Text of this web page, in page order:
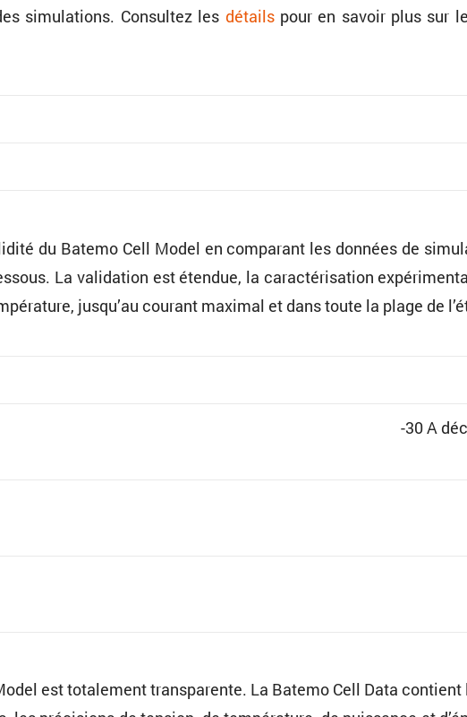
simula­tions. Consultez les détailspour en savoir plus sur
du Batemo Cell Model en compa­rant les données de
La valida­tion est étendue, la carac­té­ri­sa­tion
jusqu’au courant maximal et dans toute la plage de
-30 A
est totale­ment trans­pa­rente. La Batemo Cell Data